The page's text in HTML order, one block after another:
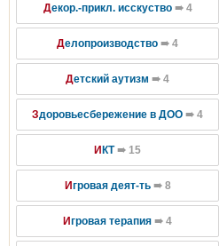
Декор.-прикл. исскуство ➠ 4
Делопроизводство ➠ 4
Детский аутизм ➠ 4
Здоровьесбережение в ДОО ➠ 4
И КТ➠ 15
Игровая деят-ть ➠ 8
Игровая терапия ➠ 4